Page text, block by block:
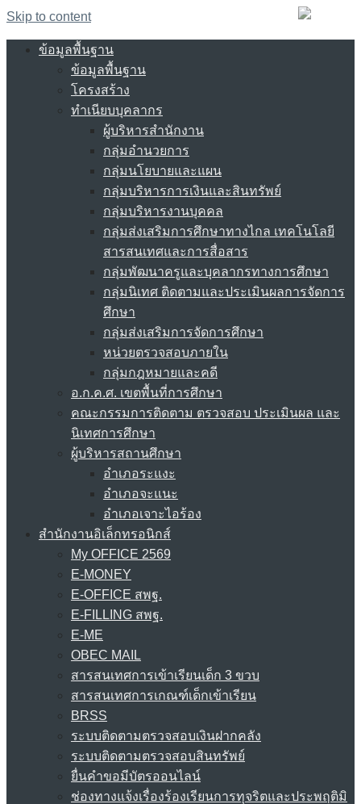
Skip to content
ข้อมูลพื้นฐาน
ข้อมูลพื้นฐาน
โครงสร้าง
ทำเนียบบุคลากร
ผู้บริหารสำนักงาน
กลุ่มอำนวยการ
กลุ่มนโยบายและแผน
กลุ่มบริหารการเงินและสินทรัพย์
กลุ่มบริหารงานบุคคล
กลุ่มส่งเสริมการศึกษาทางไกล เทคโนโลยี
สารสนเทศและการสื่อสาร
กลุ่มพัฒนาครูและบุคลากรทางการศึกษา
กลุ่มนิเทศ ติดตามและประเมินผลการจัดการ
ศึกษา
กลุ่มส่งเสริมการจัดการศึกษา
หน่วยตรวจสอบภายใน
กลุ่มกฎหมายและคดี
อ.ก.ค.ศ. เขตพื้นที่การศึกษา
คณะกรรมการติดตาม ตรวจสอบ ประเมินผล และ
นิเทศการศึกษา
ผู้บริหารสถานศึกษา
อำเภอระแงะ
อำเภอจะแนะ
อำเภอเจาะไอร้อง
สำนักงานอิเล็กทรอนิกส์
My OFFICE 2569
E-MONEY
E-OFFICE สพฐ.
E-FILLING สพฐ.
E-ME
OBEC MAIL
สารสนเทศการเข้าเรียนเด็ก 3 ขวบ
สารสนเทศการเกณฑ์เด็กเข้าเรียน
BRSS
ระบบติดตามตรวจสอบเงินฝากคลัง
ระบบติดตามตรวจสอบสินทรัพย์
ยื่นคำขอมีบัตรออนไลน์
ช่องทางแจ้งเรื่องร้องเรียนการทุจริตและประพฤติมิ